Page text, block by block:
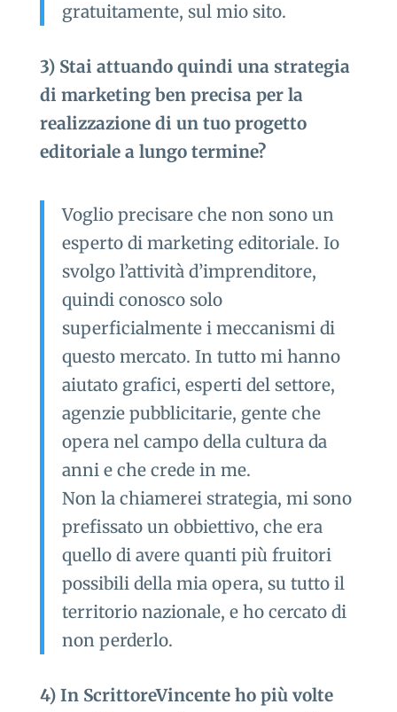
gratuitamente, sul mio sito.
3) Stai attuando quindi una strategia
di marketing ben precisa per la
realizzazione di un tuo progetto
editoriale a lungo termine?
Voglio precisare che non sono un
esperto di marketing editoriale. Io
svolgo l’attività d’imprenditore,
quindi conosco solo
superficialmente i meccanismi di
questo mercato. In tutto mi hanno
aiutato grafici, esperti del settore,
agenzie pubblicitarie, gente che
opera nel campo della cultura da
anni e che crede in me.
Non la chiamerei strategia, mi sono
prefissato un obbiettivo, che era
quello di avere quanti più fruitori
possibili della mia opera, su tutto il
territorio nazionale, e ho cercato di
non perderlo.
4) In ScrittoreVincente ho più volte